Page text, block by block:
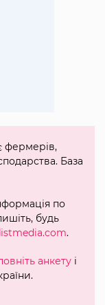
фермерів,
База
по
будь
.
анкету і